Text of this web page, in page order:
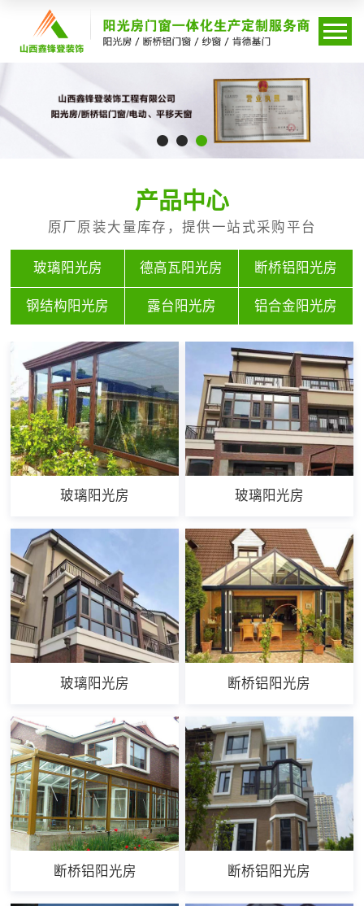
产品中心
原厂原装大量库存，提供一站式采购平台
玻璃阳光房 德高瓦阳光房 断桥铝阳光房
钢结构阳光房 露台阳光房 铝合金阳光房
玻璃阳光房 玻璃阳光房
玻璃阳光房 断桥铝阳光房
断桥铝阳光房 断桥铝阳光房